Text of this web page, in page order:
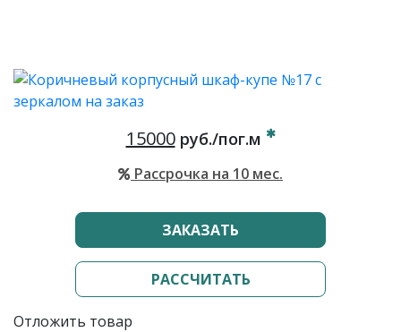
15000руб./пог.м
Рассрочка на 10 мес.
ЗАКАЗАТЬ
РАССЧИТАТЬ
Отложить товар